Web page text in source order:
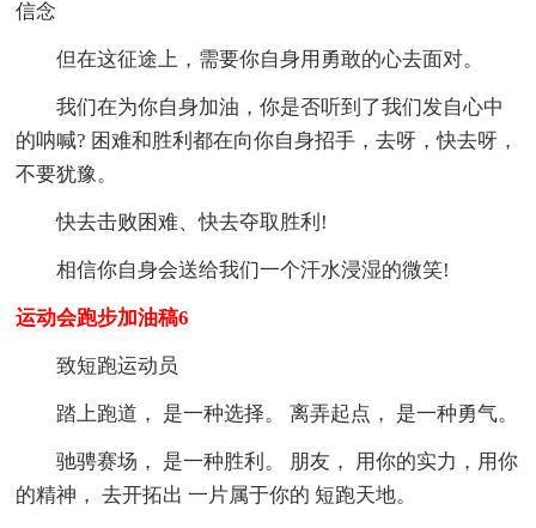
信念
但在这征途上，需要你自身用勇敢的心去面对。
我们在为你自身加油，你是否听到了我们发自心中
的呐喊? 困难和胜利都在向你自身招手，去呀，快去呀，
不要犹豫。
快去击败困难、快去夺取胜利!
相信你自身会送给我们一个汗水浸湿的微笑!
运动会跑步加油稿6
致短跑运动员
踏上跑道， 是一种选择。 离弄起点， 是一种勇气。
驰骋赛场， 是一种胜利。 朋友， 用你的实力，用你
的精神， 去开拓出 一片属于你的 短跑天地。